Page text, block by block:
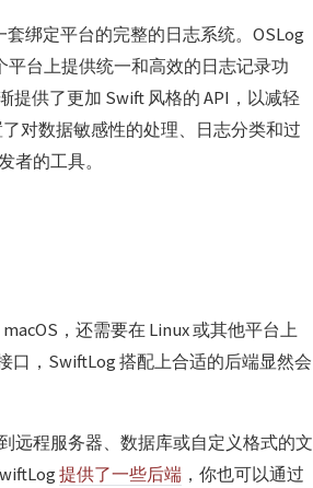
绑定平台的完整的日志系统。OSLog
平台上提供统一和高效的日志记录功
提供了更加 Swift 风格的 API，以减轻
对数据敏感性的处理、日志分类和过
者的工具。
，还需要在 Linux 或其他平台上
口，SwiftLog 搭配上合适的后端显然会
远程服务器、数据库或自定义格式的文
提供了一些后端，你也可以通过